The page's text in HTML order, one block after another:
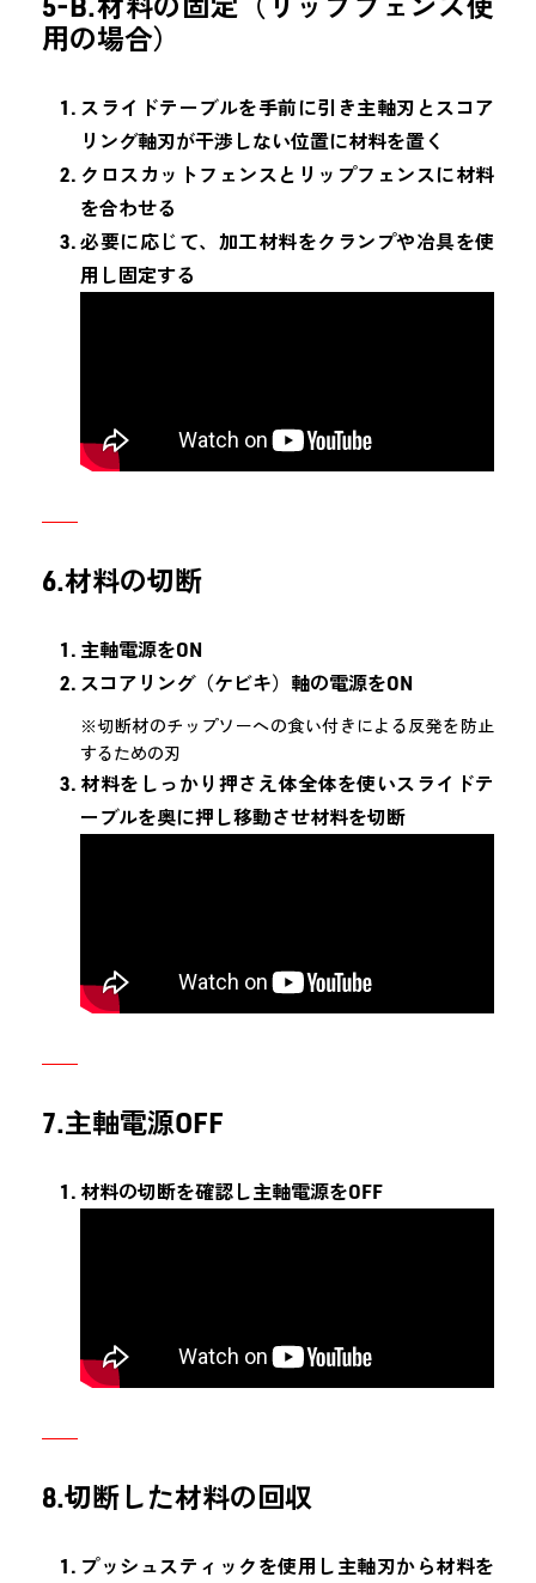
用の場合）
スライドテーブルを手前に引き主軸刃とスコア
リング軸刃が干渉しない位置に材料を置く
クロスカットフェンスとリップフェンスに材料
を合わせる
必要に応じて、加工材料をクランプや冶具を使
用し固定する
6.材料の切断
主軸電源をON
スコアリング（ケビキ）軸の電源をON
※切断材のチップソーへの食い付きによる反発を防止
するための刃
材料をしっかり押さえ体全体を使いスライドテ
ーブルを奥に押し移動させ材料を切断
7.主軸電源OFF
材料の切断を確認し主軸電源をOFF
8.切断した材料の回収
プッシュスティックを使用し主軸刃から材料を